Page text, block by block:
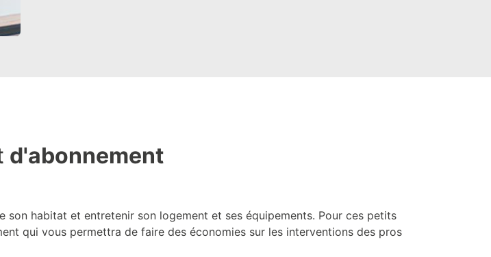
d'abonnement
habitat et entretenir son logement et ses équipements. Pour ces petits
qui vous permettra de faire des économies sur les interventions des pros